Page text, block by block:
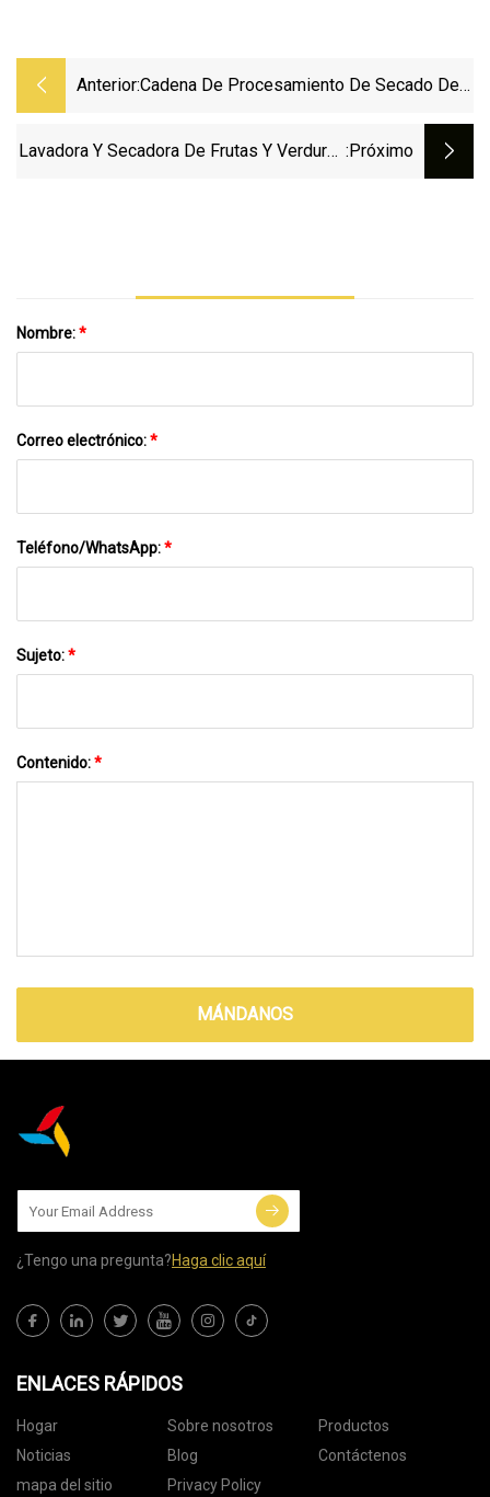
Anterior:Cadena De Procesamiento De Secado De
Macadamia Grandes De Material De Grado
Lavadora Y Secadora De Frutas Y Verduras :próximo
Nombre:*
Correo electrónico:*
Teléfono/WhatsApp:*
Sujeto:*
Contenido:*
MÁNDANOS
¿Tengo una pregunta?Haga clic aquí
ENLACES RÁPIDOS
Hogar Sobre nosotros
Productos
Noticias
Blog
Contáctenos
mapa del sitio
Privacy Policy